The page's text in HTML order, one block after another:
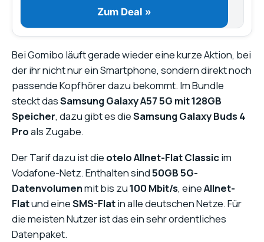
Zum Deal »
Bei Gomibo läuft gerade wieder eine kurze Aktion, bei
der ihr nicht nur ein Smartphone, sondern direkt noch
passende Kopfhörer dazu bekommt. Im Bundle
steckt dasSamsung Galaxy A57 5G mit 128GB
Speicher, dazu gibt es dieSamsung Galaxy Buds 4
Proals Zugabe.
Der Tarif dazu ist die otelo Allnet-Flat Classicim
Vodafone-Netz. Enthalten sind50GB 5G-
Datenvolumenmit bis zu100 Mbit/s, eineAllnet-
Flatund eineSMS-Flatin alle deutschen Netze. Für
die meisten Nutzer ist das ein sehr ordentliches
Datenpaket.